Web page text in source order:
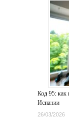
Код 95: как
Испании
26/03/2026